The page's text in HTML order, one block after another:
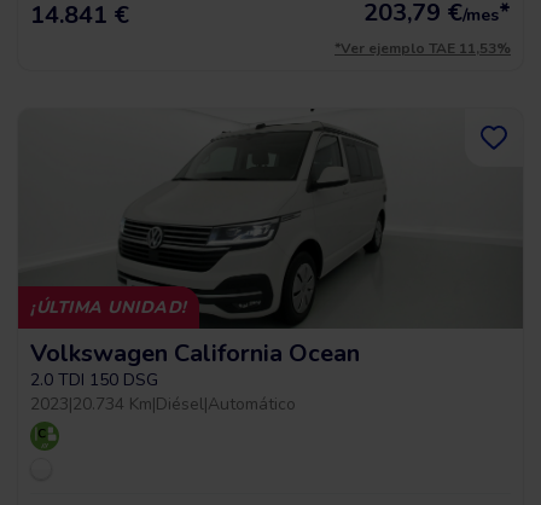
14.841 € 203,79 €/mes*
*Ver ejemplo TAE 11,53%
¡ÚLTIMA UNIDAD!
Volkswagen California Ocean
2.0 TDI 150 DSG
2023|20.734 Km|Diésel|Automático